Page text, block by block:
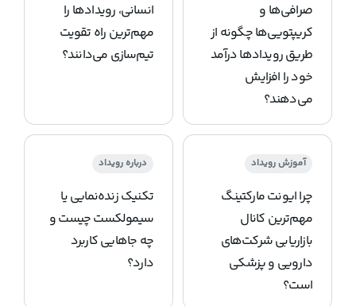
صرافی‌ها و
کریپتویی‌ها چگونه از
طریق رویدادها درآمد
خود را افزایش
می‌دهند؟
انسانی، رویدادها را
مهم‌ترین راه تقویت
تیم‌سازی می‌دانند؟
آموزش رویداد
چرا ایونت مارکتینگ
مهم‌ترین کانال
بازاریابی شرکت‌های
دارویی و پزشکی
است؟
درباره رویداد
تکنیک زنده‌نمایی یا
سیمولکست چیست و
چه جاهایی کاربرد
دارد؟